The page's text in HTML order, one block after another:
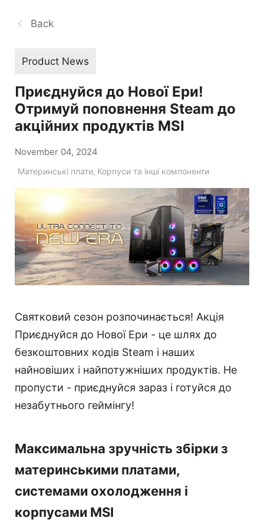
Back
Product News
Приєднуйся до Нової Ери!
Отримуй поповнення Steam до
акційних продуктів MSI
November 04, 2024
Материнські плати, Корпуси та інші компоненти
Святковий сезон розпочинається! Акція
Приєднуйся до Нової Ери - це шлях до
безкоштовних кодів Steam і наших
найновіших і найпотужніших продуктів. Не
пропусти - приєднуйся зараз і готуйся до
незабутнього геймінгу!
Максимальна зручність збірки з
материнськими платами,
системами охолодження і
корпусами MSI